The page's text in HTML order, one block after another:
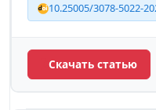
10.25005/3078-5022-
Скачать статью